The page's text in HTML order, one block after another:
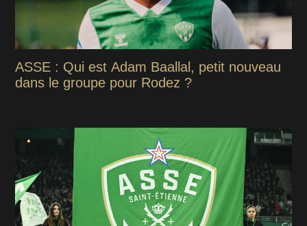
ASSE : Qui est Adam Baallal, petit nouveau
dans le groupe pour Rodez ?